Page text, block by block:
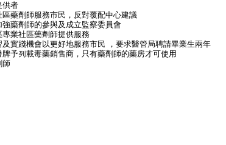
供者
藥劑師服務市民，反對覆配中心建議
藥劑師的參與及成立監察委員會
業社區藥劑師提供服務
實踐機會以更好地服務市民 ，要求醫管局聘請畢業生兩年
予列載毒藥銷售商，只有藥劑師的藥房才可使用
師